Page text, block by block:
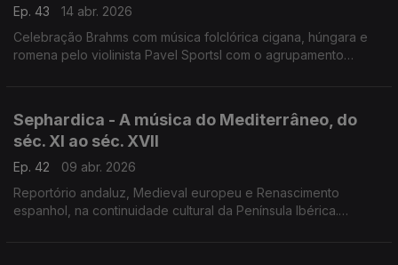
Ep. 43
14 abr. 2026
Celebração Brahms com música folclórica cigana, húngara e
romena pelo violinista Pavel Sportsl com o agrupamento
Sephardica - A música do Mediterrâneo, do
séc. XI ao séc. XVII
Ep. 42
09 abr. 2026
Reportório andaluz, Medieval europeu e Renascimento
espanhol, na continuidade cultural da Península Ibérica.